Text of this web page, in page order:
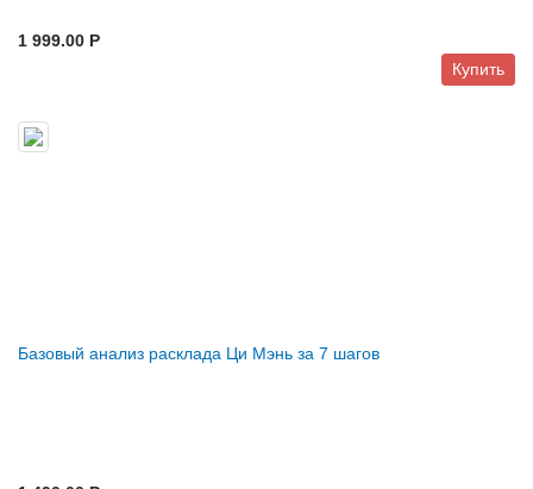
1 999.00 P
Купить
Базовый анализ расклада Ци Мэнь за 7 шагов